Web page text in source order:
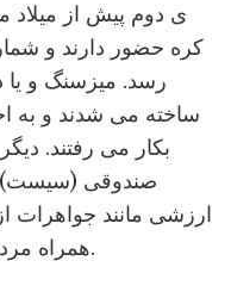
ی دوم پیش از میلاد
رسد. میزسنگ و یا
ساخته می شدند و به
بکار می رفتند.
صندوقی (سیست)
ارزشی مانند جواهرات
همراه مرده دفن می شدند قرار می گرفتند.